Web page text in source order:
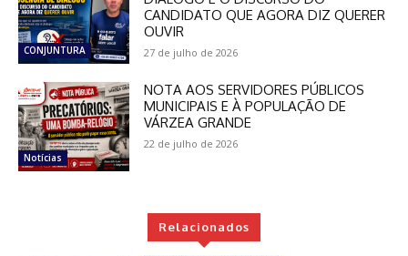
CONJUNTURA
CANDIDATO QUE AGORA DIZ QUERER
OUVIR
27 de julho de 2026
Notícias
NOTA AOS SERVIDORES PÚBLICOS
MUNICIPAIS E À POPULAÇÃO DE
VÁRZEA GRANDE
22 de julho de 2026
Relacionados